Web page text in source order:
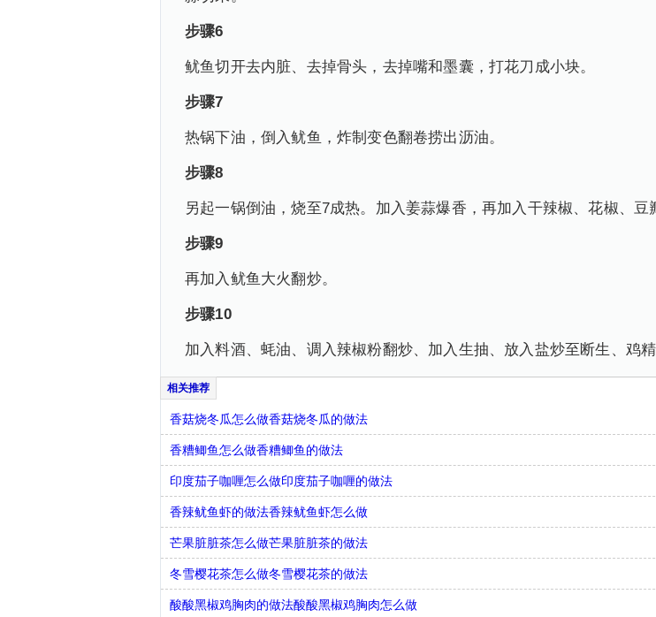
步骤6
鱿鱼切开去内脏、去掉骨头，去掉嘴和墨囊，打花刀成小块。
步骤7
热锅下油，倒入鱿鱼，炸制变色翻卷捞出沥油。
步骤8
另起一锅倒油，烧至7成热。加入姜蒜爆香，再加入干辣椒、花椒、豆
步骤9
再加入鱿鱼大火翻炒。
步骤10
加入料酒、蚝油、调入辣椒粉翻炒、加入生抽、放入盐炒至断生、鸡
香菇烧冬瓜怎么做香菇烧冬瓜的做法
香糟鲫鱼怎么做香糟鲫鱼的做法
印度茄子咖喱怎么做印度茄子咖喱的做法
香辣鱿鱼虾的做法香辣鱿鱼虾怎么做
芒果脏脏茶怎么做芒果脏脏茶的做法
冬雪樱花茶怎么做冬雪樱花茶的做法
酸酸黑椒鸡胸肉的做法酸酸黑椒鸡胸肉怎么做